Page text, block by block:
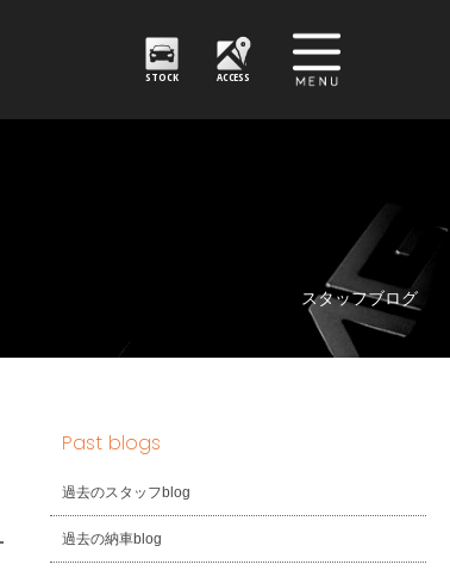
STOCK ACCESS
スタッフブログ
Past blogs
過去のスタッフblog
過去の納車blog